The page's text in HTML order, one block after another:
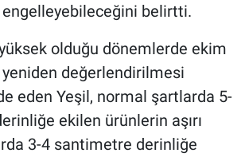
engelleyebileceğini belirtti.
olduğu dönemlerde ekim
değerlendirilmesi
eden Yeşil, normal şartlarda 5-
ekilen ürünlerin aşırı
3-4 santimetre derinliğe